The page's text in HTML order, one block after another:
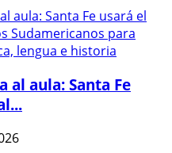
al aula: Santa Fe